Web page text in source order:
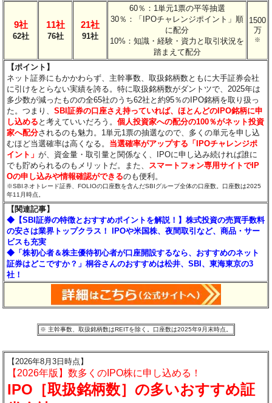
9社
62社
11社
76社
21社
91社
60％：1単元1票の平等抽選
30％：「IPOチャレンジポイント」順
に配分
10%：知識・経験・資力と取引状況を
踏まえて配分
1500
万
※
【ポイント】
ネット証券にもかかわらず、主幹事数、取扱銘柄数ともに大手証券会社
に引けをとらない実績を誇る。特に取扱銘柄数がダントツで、2025年は
多少数が減ったものの全65社のうち62社と約95％のIPO銘柄を取り扱っ
た。つまり、SBI証券の口座さえ持っていれば、ほとんどのIPO銘柄に申
し込める と考えていいだろう。個人投資家への配分の100％がネット投資
家へ配分されるのも魅力。1単元1票の抽選なので、多くの単元を申し込
むほど当選確率は高くなる。 当選確率がアップする「IPOチャレンジポ
イント」が、資金量・取引量と関係なく、IPOに申し込み続ければ誰に
でも貯められるのもメリットだ。また、 スマートフォン専用サイトでIP
Oの申し込みや情報確認ができるのも便利。
※SBIネオトレード証券、FOLIOの口座数を含んだSBIグループ全体の口座数。口座数は2025
年11月時点。
【関連記事】
◆【SBI証券の特徴とおすすめポイントを解説！】株式投資の売買手数料
の安さは業界トップクラス！ IPOや米国株、夜間取引など、商品・サー
ビスも充実
◆「株初心者＆株主優待初心者が口座開設するなら、おすすめのネット
証券はどこですか？」桐谷さんのおすすめは松井、SBI、東海東京の3
社！
※ 主幹事数、取扱銘柄数はREITを除く。口座数は2025年9月末時点。
【2026年8月3日時点】
【2026年版】数多くのIPO株に申し込める！
IPO［取扱銘柄数］の多いおすすめ証